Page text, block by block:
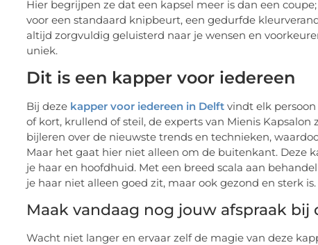
Hier begrijpen ze dat een kapsel meer is dan een
voor een standaard knipbeurt, een gedurfde
altijd zorgvuldig geluisterd naar je wensen en
uniek.
Dit is een kapper voor iedereen
Bij deze kapper voor iedereen in Delft vindt elk
of kort, krullend of steil, de experts van Mienis
bijleren over de nieuwste trends en technieken,
Maar het gaat hier niet alleen om de buitenkant. Deze
je haar en hoofdhuid. Met een breed scala aan
je haar niet alleen goed zit, maar ook gezond en sterk is.
Maak vandaag nog jouw afspraak bij
Wacht niet langer en ervaar zelf de magie van deze